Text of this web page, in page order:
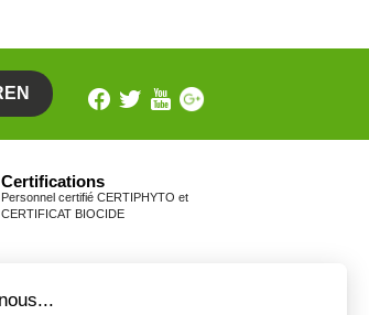
Certifications
Personnel certifié CERTIPHYTO et
CERTIFICAT BIOCIDE